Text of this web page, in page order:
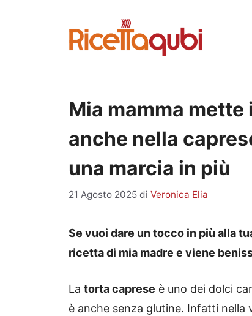
Mia mamma
anche nella
una marcia in più
21 Agosto 2025 di Veronica Elia
Se vuoi dare un tocco in più alla
ricetta di mia madre e viene
La torta caprese è uno dei dolci
è anche senza glutine. Infatti nella